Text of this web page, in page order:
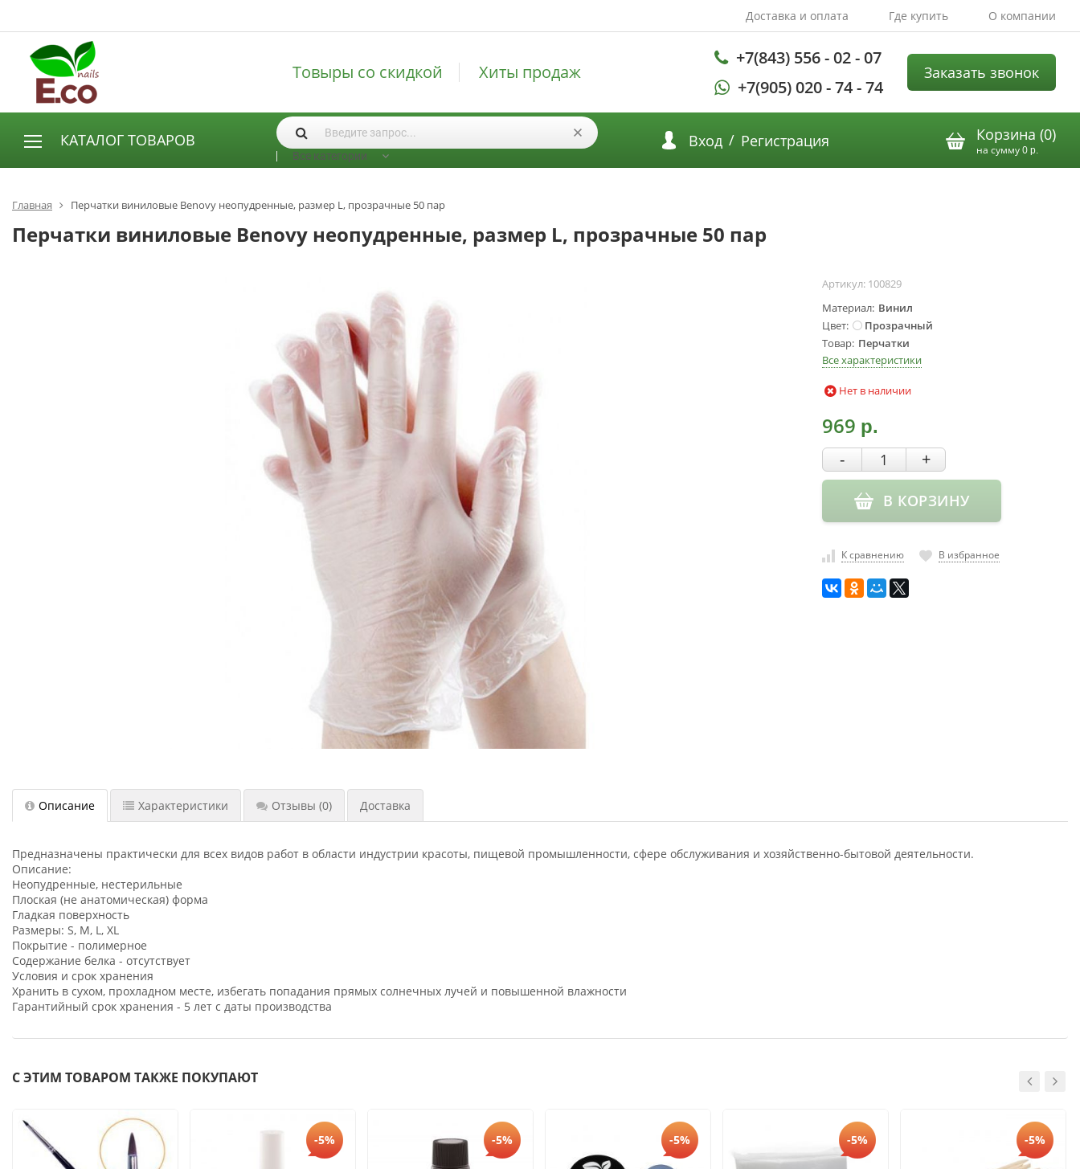
Доставка и оплата Где купить О компании
Товыры со скидкой Хиты продаж
+7(843) 556 - 02 - 07
+7(905) 020 - 74 - 74
Заказать звонок
КАТАЛОГ ТОВАРОВ
АКСЕССУАРЫ И РАСХОДНЫЕ МАТЕРИАЛЫ
Кисти
Все категории
Вход / Регистрация Корзина (0)
на сумму0 р.
Главная Перчатки виниловые Benovy неопудренные, размер L, прозрачные 50 пар
Перчатки виниловые Benovy неопудренные, размер L, прозрачные 50 пар
Артикул: 100829
Материал Винил
Цвет
Прозрачный
Товар Перчатки
Все характеристики
Нет в наличии
969 р.
- +
В КОРЗИНУ
К сравнению В избранное
Описание Характеристики Отзывы (0) Доставка
Предназначены практически для всех видов работ в области индустрии красоты, пищевой промышленности, сфере обслуживания и хозяйственно-бытовой деятельности.
Описание:
Неопудренные, нестерильные
Плоская (не анатомическая) форма
Гладкая поверхность
Размеры: S, M, L, XL
Покрытие - полимерное
Содержание белка - отсутствует
Условия и срок хранения
Хранить в сухом, прохладном месте, избегать попадания прямых солнечных лучей и повышенной влажности
Гарантийный срок хранения - 5 лет с даты производства
С ЭТИМ ТОВАРОМ ТАКЖЕ ПОКУПАЮТ
-5% -5% -5% -5% -5%